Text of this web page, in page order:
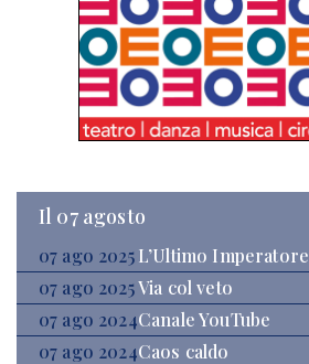
Il 07 agosto
07 ago 2025 L’Ultimo Imperatore
07 ago 2025Via col veto
07 ago 2024Canale YouTube
07 ago 2024Caos caldo